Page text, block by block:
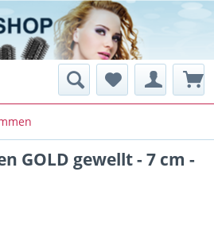
GOLD gewellt - 7 cm -